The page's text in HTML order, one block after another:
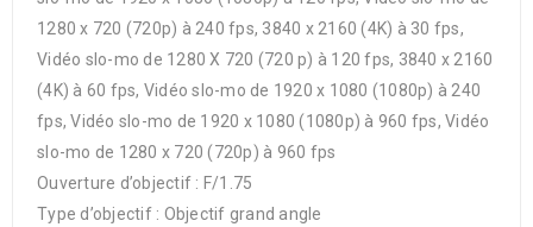
1280 x 720 (720p) à 240 fps, 3840 x 2160 (4K) à 30 fps,
Vidéo slo-mo de 1280 X 720 (720 p) à 120 fps, 3840 x 2160
(4K) à 60 fps, Vidéo slo-mo de 1920 x 1080 (1080p) à 240
fps, Vidéo slo-mo de 1920 x 1080 (1080p) à 960 fps, Vidéo
slo-mo de 1280 x 720 (720p) à 960 fps
Ouverture d’objectif : F/1.75
Type d’objectif : Objectif grand angle